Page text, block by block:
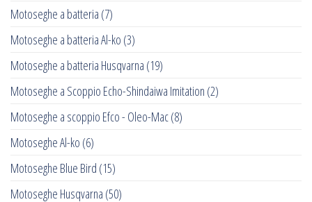
Motoseghe a batteria (7)
Motoseghe a batteria Al-ko (3)
Motoseghe a batteria Husqvarna (19)
Motoseghe a Scoppio Echo-Shindaiwa Imitation (2)
Motoseghe a scoppio Efco - Oleo-Mac(8)
Motoseghe Al-ko (6)
Motoseghe Blue Bird (15)
Motoseghe Husqvarna (50)